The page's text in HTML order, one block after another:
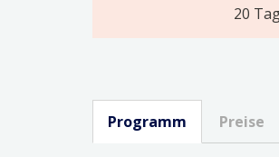
20
Programm Preise